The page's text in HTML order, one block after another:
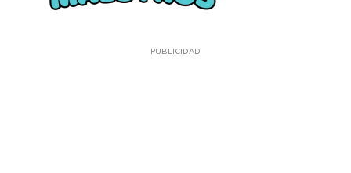
PUBLICIDAD